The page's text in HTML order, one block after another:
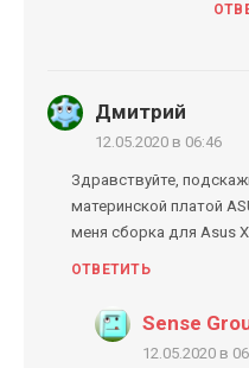
Дмитрий
12.05.2020 в 06:46
Здравствуйте,
материнской платой
меня сборка для Asus
ОТВЕТИТЬ
Sense
12.05.2020 в